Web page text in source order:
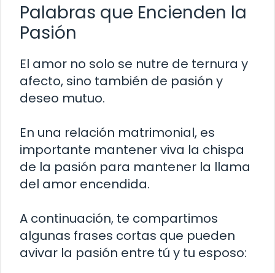
Palabras que Encienden la
Pasión
El amor no solo se nutre de ternura y
afecto, sino también de pasión y
deseo mutuo.
En una relación matrimonial, es
importante mantener viva la chispa
de la pasión para mantener la llama
del amor encendida.
A continuación, te compartimos
algunas frases cortas que pueden
avivar la pasión entre tú y tu esposo: